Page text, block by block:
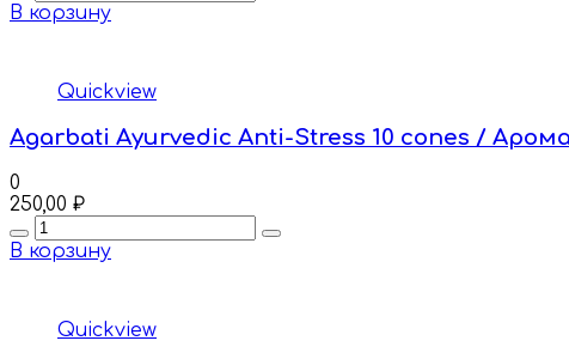
В корзину
Quickview
Agarbati Ayurvedic Anti-Stress 10 cones /
0
250,00 ₽
Quantity
В корзину
Quickview